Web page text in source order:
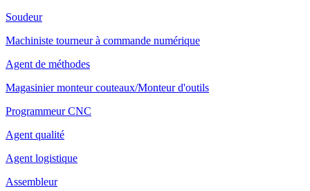
Soudeur
Machiniste tourneur à commande numérique
Agent de méthodes
Magasinier monteur couteaux/Monteur d'outils
Programmeur CNC
Agent qualité
Agent logistique
Assembleur